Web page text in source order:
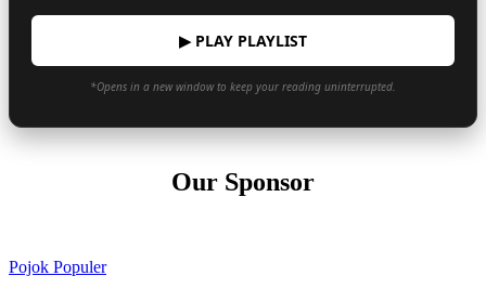
▶ PLAY PLAYLIST
*Opens in a new window to keep your reading uninterrupted.
Our Sponsor
Pojok Populer